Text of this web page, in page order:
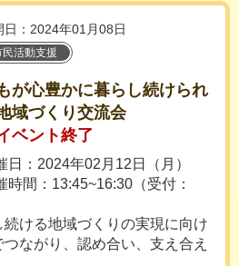
日：2024年01月08日
民活動支援
が心豊かに暮らし続けられ
域づくり交流会
ベント終了
日：2024年02月12日（月）
時間：13:45~16:30（受付：
ける地域づくりの実現に向け
ながり、認め合い、支え合え